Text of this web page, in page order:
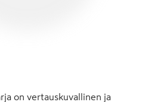
on vertauskuvallinen ja